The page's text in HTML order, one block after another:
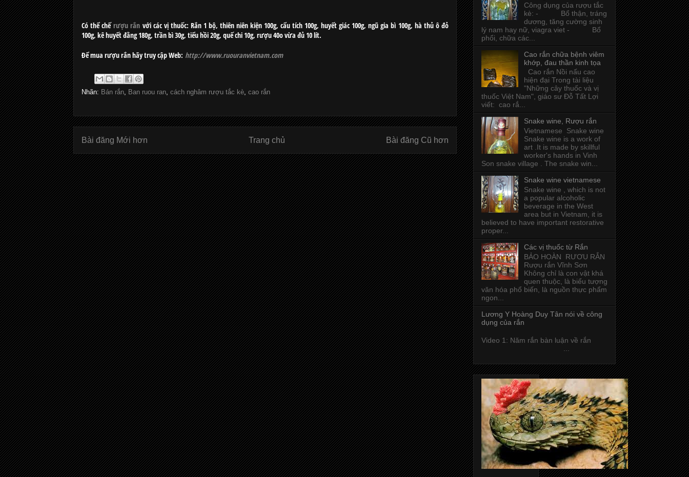
Có thể chếrượu rắn với các vị thuốc: Rắn 1 bộ, thiên niên kiện 100g, cẩu tích 100g, huyết giác 100g, ngũ gia bì 100g, hà thủ ô đỏ
100g, kê huyết đằng 180g, trần bì 30g, tiểu hồi 20g, quế chi 10g, rượu 40o vừa đủ 10 lít.
Để mua rượu rắn hãy truy cập Web: http://www.ruouranvietnam.com
Nhãn: Bán rắn, Ban ruou ran, cách nghâm rượu tắc kè, cao rắn
Bài đăng Mới hơn Bài đăng Cũ hơn
Trang chủ
Công dụng của rượu tắc
kè: - Bổ thận, tráng
dương, tăng cường sinh
lý nam hay nữ, viagra viet - Bổ
phổi, chữa các...
Cao rắn chữa bệnh viêm
khớp, đau thần kinh tọa
Cao rắn Nồi nấu cao
hiện đại Trong tài liệu
"Những cây thuốc và vị
thuốc Việt Nam", giáo sư Đỗ Tất Lợi
viết: cao rắ...
Snake wine, Rượu rắn
Vietnamese Snake wine
Snake wine is a work of
art .It is made by skillful
worker's hands in Vinh
Son snake village . The snake win...
Snake wine vietnamese
Snake wine , which is not
a popular alcoholic
beverage in the West
area but in Vietnam, it is
believed to have important restorative
proper...
Các vị thuốc từ Rắn
BẢO HOÀN RƯƠU RẮN
Rượu rắn Vĩnh Sơn
Không chỉ là con vật khá
quen thuộc, là biểu tượng
văn hóa phổ biến, là nguồn thực phẩm
ngon...
Lương Y Hoàng Duy Tân nói về công
dụng của rắn
Video 1: Năm rắn bàn luận về rắn